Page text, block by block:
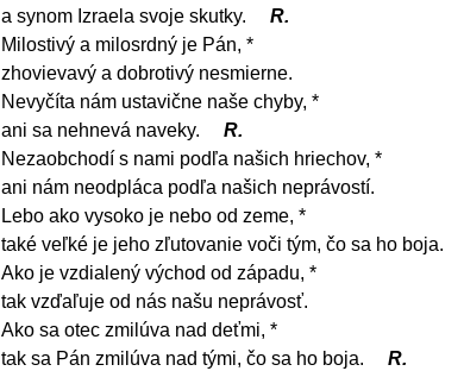
a synom Izraela svoje skutky.
R.
Milostivý a milosrdný je Pán, *
zhovievavý a dobrotivý nesmierne.
Nevyčíta nám ustavične naše chyby, *
ani sa nehnevá naveky.
R.
Nezaobchodí s nami podľa našich hriechov, *
ani nám neodpláca podľa našich neprávostí.
Lebo ako vysoko je nebo od zeme, *
také veľké je jeho zľutovanie voči tým, čo sa ho boja.
Ako je vzdialený východ od západu, *
tak vzďaľuje od nás našu neprávosť.
Ako sa otec zmilúva nad deťmi, *
tak sa Pán zmilúva nad tými, čo sa ho boja.
R.